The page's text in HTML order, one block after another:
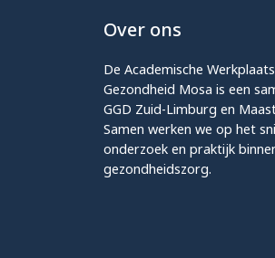
Over ons
De Academische
Gezondheid Mosa is een
GGD Zuid-Limburg en
Samen werken we op het
onderzoek en praktijk
gezondheidszorg.